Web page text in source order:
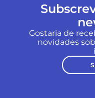
Gostaria de
novidades